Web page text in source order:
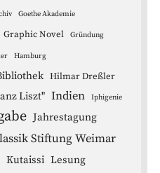
Goethe Akademie
Graphic Novel Gründung
Hamburg
Hilmar Dreßler
Liszt" Indien Iphigenie
Jahrestagung
Stiftung Weimar
Kutaissi Lesung